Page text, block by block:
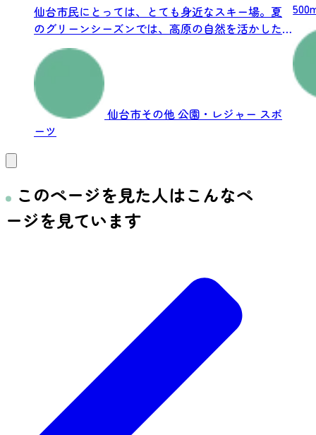
観光マップ
せんだい旅日和とは
サイト利用規約
プライバシーポリシー
サイトマップ
仙臺写真館フォトギャラリー
せんだい旅日和 X
せんだい旅日和 Instagram
仙台旅先体験コレクション Facebook
仙台旅先体験コレクション Instagaram
仙台市民にとっては、とても身近なスキー場。夏
のグリーンシーズンでは、高原の自然を活かした
様々な...
仙台市その他公園・レジャー スポ
ーツ
このページを見た人はこんなペ
ージを見ています